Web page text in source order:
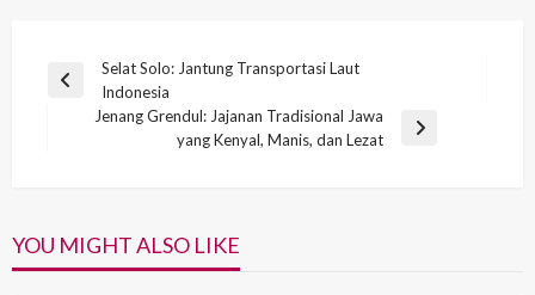
Post
navigation
Previous
Selat Solo: Jantung Transportasi Laut
Indonesia
Jenang Grendul: Jajanan Tradisional Jawa
yang Kenyal, Manis, dan Lezat
YOU MIGHT ALSO LIKE